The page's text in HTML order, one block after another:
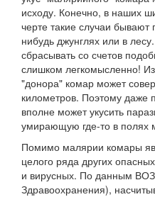
исходу. Конечно, в наших
черте такие случаи бывают
нибудь джунглях или в
сбрасывать со счетов
слишком легкомысленно!
"донора" комар может
километров. Поэтому даже
вполне может укусить
умирающую где-то в полях
Помимо малярии комары
целого ряда других
и вирусных. По данным
Здравоохранения),